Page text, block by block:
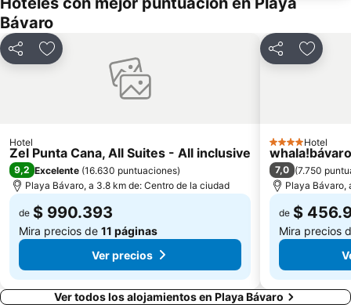
Bávaro
CompartirAgregar a favoritos
Hotel
Zel Punta Cana, All Suites - All inclusive
9,2 Excelente (16.630 puntuaciones)
Playa Bávaro, a 3.8 km de: Centro de la ciudad
de $ 990.393
Mira precios de 11 páginas
Ver precios
Compartir
4 Estrellas
Hotel
whala!bávaro
7,0 (7.750
Playa Bávaro,
de $
Mira precios
Ver todos los alojamientos en Playa Bávaro